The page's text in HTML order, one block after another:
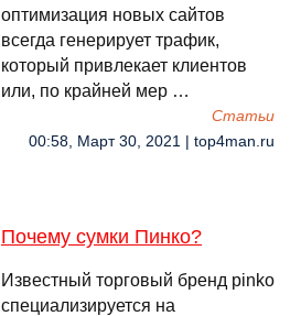
оптимизация новых сайтов
всегда генерирует трафик,
который привлекает клиентов
или, по крайней мер …
Cтатьи
00:58, Март 30, 2021 | top4man.ru
Почему сумки Пинко?
Известный торговый бренд pinko
специализируется на